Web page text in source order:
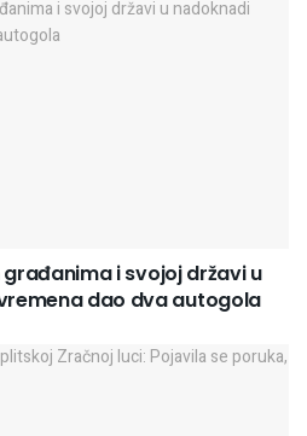
i svojoj državi u
dao dva autogola